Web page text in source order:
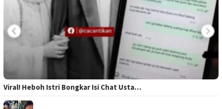
Viral! Heboh Istri Bongkar Isi Chat Usta…